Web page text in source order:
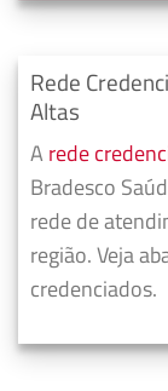
Rede
Altas
A rede
Bradesco
rede de
região. Veja
credenciados.